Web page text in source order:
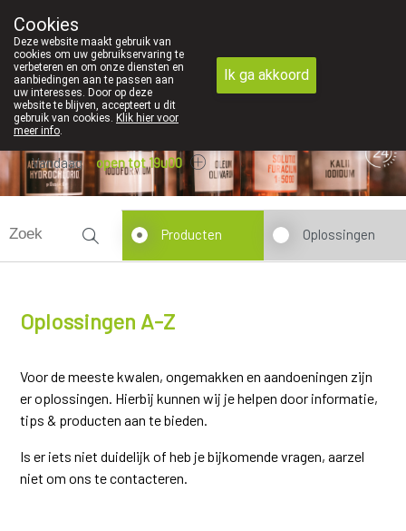
vinden persoonlijk contact in de apotheek zeer belangrijk,
02/5135502
Vandaag open tot 19u00
Oplossingen A-Z
Producten Oplossingen
Voor de meeste kwalen, ongemakken en aandoeningen zijn
er oplossingen. Hierbij kunnen wij je helpen door informatie,
tips & producten aan te bieden.
Is er iets niet duidelijk of heb je bijkomende vragen, aarzel
niet om ons te contacteren.
Cookies
Deze website maakt gebruik van
cookies om uw gebruikservaring te
verbeteren en om onze diensten en
aanbiedingen aan te passen aan
uw interesses. Door op deze
website te blijven, accepteert u dit
gebruik van cookies. Klik hier voor
meer info.
Ik ga akkoord